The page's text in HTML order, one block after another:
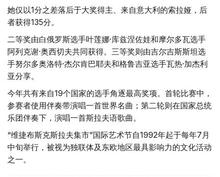
她仅以1分之差落后于大奖得主、来自意大利的索拉娅，后
者获得135分。
二等奖由白俄罗斯选手叶莲娜·库兹涅佐娃和摩尔多瓦选手
阿列克谢·奥西切夫共同获得。三等奖则由吉尔吉斯斯坦选
手努尔多奥洛特·杰尔肯巴耶夫和格鲁吉亚选手瓦热·加杰利
亚分享。
今年共有来自19个国家的选手角逐最高奖项。首轮比赛中，
参赛者使用伴奏带演唱一首世界名曲；第二轮则在国家总统
乐团伴奏下，演唱一首斯拉夫语歌曲。
“维捷布斯克斯拉夫集市”国际艺术节自1992年起于每年7月
中旬举行，被视为独联体及东欧地区最具影响力的文化活动
之一。